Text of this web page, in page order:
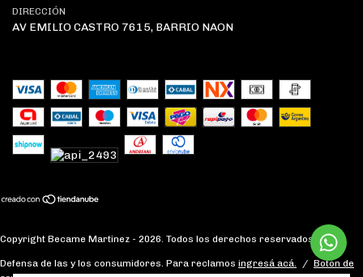
DIRECCIÓN
AV EMILIO CASTRO 7615, BARRIO NAON
Copyright Became Martinez - 2026. Todos los derechos reservados.
Defensa de las y los consumidores. Para reclamos ingresá acá. / Botón de